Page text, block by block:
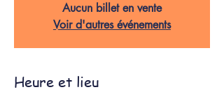
Aucun billet en vente
Voir d'autres événements
Heure et lieu